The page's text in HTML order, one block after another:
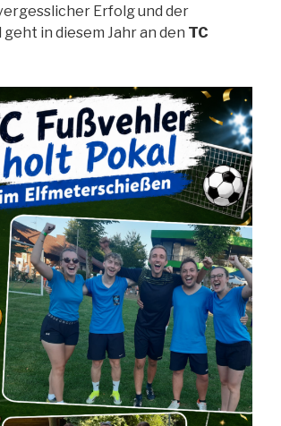
Erfolg und der
in diesem Jahr an den TC